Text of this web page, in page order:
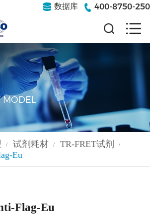
数据库 400-8750-250
MODEL
/ 试剂耗材 / TR-FRET试剂 /
Eu
Flag-Eu